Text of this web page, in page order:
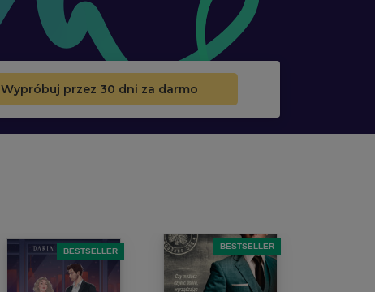
Wypróbuj przez 30 dni za darmo
BESTSELLER
BESTSELLER